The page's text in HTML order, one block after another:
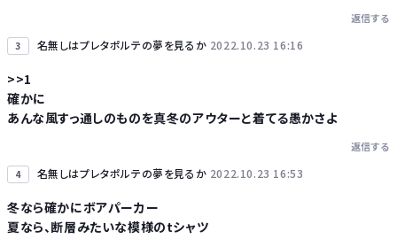
返信する
3 名無しはプレタポルテの夢を見るか 2022.10.23 16:16
>>1
確かに
あんな風すっ通しのものを真冬のアウターと着てる愚かさよ
返信する
4 名無しはプレタポルテの夢を見るか 2022.10.23 16:53
冬なら確かにボアパーカー
夏なら、断層みたいな模様のtシャツ